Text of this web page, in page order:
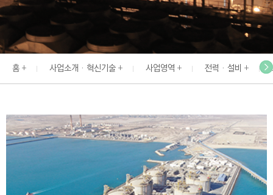
E
R
I
N
&
C
O
N
홈 사업소개 · 혁신기술 사업영역 전력 · 설비